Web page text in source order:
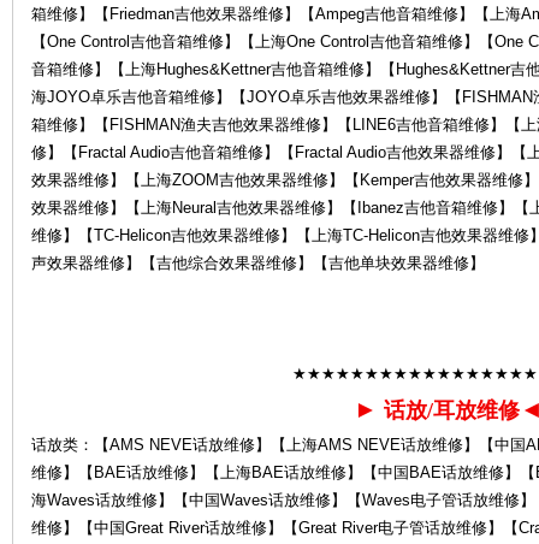
箱维修】【Friedman吉他效果器维修】【Ampeg吉他音箱维修】【上海
【One Control吉他音箱维修】【上海One Control吉他音箱维修】【One
音箱维修】【上海Hughes&Kettner吉他音箱维修】【Hughes&Kettner吉
海JOYO卓乐吉他音箱维修】【JOYO卓乐吉他效果器维修】【
箱维修】【FISHMAN渔夫吉他效果器维修】【LINE6吉他音箱维修】【
修】【Fractal Audio吉他音箱维修】【Fractal Audio吉他效果器维修】【
效果器维修】【上海ZOOM吉他效果器维修】【Kemper吉他效果器维修
效果器维修】【上海Neural吉他效果器维修】【Ibanez吉他音箱维修】
维修】【TC-Helicon吉他效果器维修】【上海TC-Helicon吉他效果器维
声效果器维修】【吉他综合效果器维修】【吉他单块效果器维修】
► 话放/耳放维修
话放类：【AMS NEVE话放维修】【上海AMS NEVE话放维修】【中国
维修】【BAE话放维修】【上海BAE话放维修】【中国BAE话放维修】
海Waves话放维修】【中国Waves话放维修】【Waves电子管话放维修
维修】【中国Great River话放维修】【Great River电子管话放维修】【